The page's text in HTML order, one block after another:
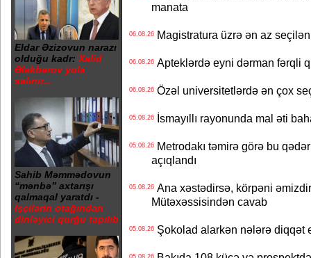
Eldar Əzizovun narazı
olduğu kadr: Xalid
Ələkbərov yola
salınır...
Sahib Məmmədovun
“mənbə” axtarışı
qalmaqal yaratdı -
İşçilərin otağından
dinləyici qurğu tapılıb
manata
06.08.26Magistratura üzrə ən az
06.08.26Apteklərdə eyni dərman fərqli
06.08.26Özəl universitetlərdə ən çox
05.08.26İsmayıllı rayonunda mal əti
05.08.26Metrodakı təmirə görə bu
açıqlandı
05.08.26Ana xəstədirsə, körpəni
Mütəxəssisindən cavab
05.08.26Şokolad alarkən nələrə diqqət
05.08.26